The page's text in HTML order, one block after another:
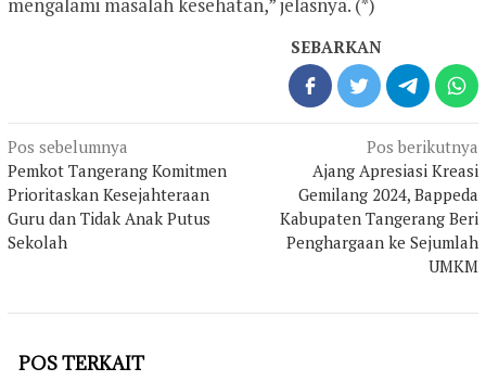
SEBARKAN
Navigasi
pos
Pos sebelumnya
Pemkot Tangerang Komitmen
Prioritaskan Kesejahteraan
Guru dan Tidak Anak Putus
Sekolah
Pos berikutnya
Ajang Apresiasi Kreasi
Gemilang 2024, Bappeda
Kabupaten Tangerang Beri
Penghargaan ke Sejumlah
UMKM
POS TERKAIT